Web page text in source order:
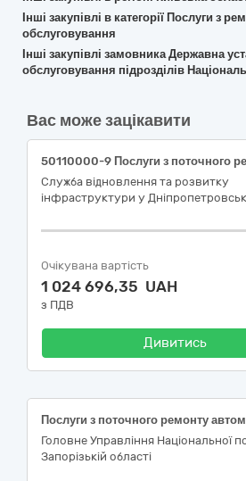
Інші закупівлі в категорії Послуги з
обслуговування
Інші закупівлі замовника Державна
обслуговування підрозділів
Вас може зацікавити
Служба відновлення та розвитку
інфраструктури у
Очікувана вартість
1 024 696,35 UAH
з ПДВ
Дивитись
Головне Управління Національної
Запорізькій області